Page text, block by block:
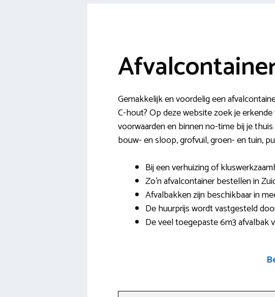
Gemakkelijk en voordelig een
C-hout? Op deze website zoek je
voorwaarden en binnen no-time bij je
bouw- en sloop, grofvuil, groen- en tuin,
Bij een verhuizing of
Zo’n afvalcontainer bestellen in
Afvalbakken zijn beschikbaar in
De huurprijs wordt vastgesteld
De veel toegepaste 6m3 afvalbak